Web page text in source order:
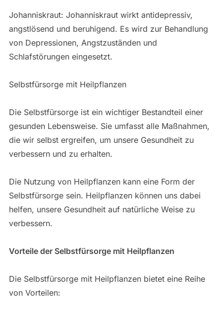
Johanniskraut: Johanniskraut wirkt antidepressiv,
angstlösend und beruhigend. Es wird zur Behandlung
von Depressionen, Angstzuständen und
Schlafstörungen eingesetzt.
Selbstfürsorge mit Heilpflanzen
Die Selbstfürsorge ist ein wichtiger Bestandteil einer
gesunden Lebensweise. Sie umfasst alle Maßnahmen,
die wir selbst ergreifen, um unsere Gesundheit zu
verbessern und zu erhalten.
Die Nutzung von Heilpflanzen kann eine Form der
Selbstfürsorge sein. Heilpflanzen können uns dabei
helfen, unsere Gesundheit auf natürliche Weise zu
verbessern.
Vorteile der Selbstfürsorge mit Heilpflanzen
Die Selbstfürsorge mit Heilpflanzen bietet eine Reihe
von Vorteilen: